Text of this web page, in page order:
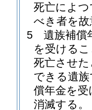
死亡によ
べき者を
5
遺族補償
を受ける
死亡させ
できる遺
償年金を
消滅する。